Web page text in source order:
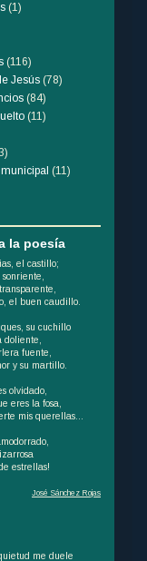
(1)
(116)
Jesús (78)
(84)
(11)
(11)
la poesía
el castillo;
el buen caudillo.
su cuchillo
doliente,
fuente,
y su martillo.
olvidado,
eres la fosa,
mis querellas...
estrellas!
José Sánchez Rojas
me duele